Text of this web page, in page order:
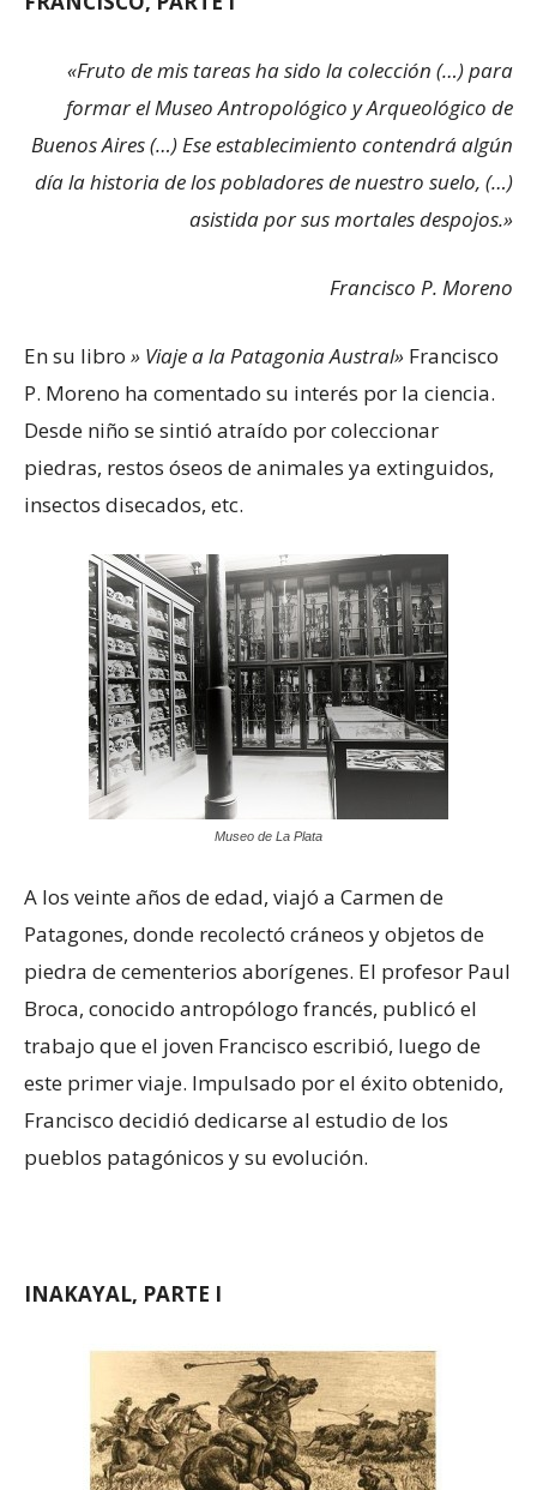
«Fruto de mis tareas ha sido la colección (…) para
formar el Museo Antropológico y Arqueológico de
Buenos Aires (…) Ese establecimiento contendrá algún
día la historia de los pobladores de nuestro suelo, (…)
asistida por sus mortales despojos.»
Francisco P. Moreno
En su libro » Viaje a la Patagonia Austral» Francisco
P. Moreno ha comentado su interés por la ciencia.
Desde niño se sintió atraído por coleccionar
piedras, restos óseos de animales ya extinguidos,
insectos disecados, etc.
Museo de La Plata
A los veinte años de edad, viajó a Carmen de
Patagones, donde recolectó cráneos y objetos de
piedra de cementerios aborígenes. El profesor Paul
Broca, conocido antropólogo francés, publicó el
trabajo que el joven Francisco escribió, luego de
este primer viaje. Impulsado por el éxito obtenido,
Francisco decidió dedicarse al estudio de los
pueblos patagónicos y su evolución.
INAKAYAL, PARTE I